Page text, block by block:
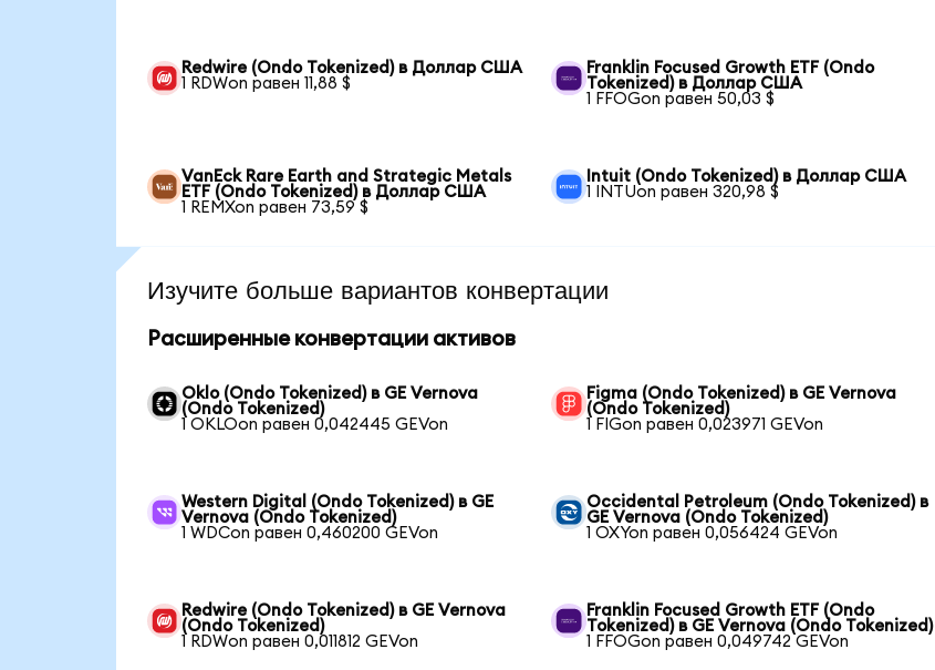
Redwire (Ondo Tokenized) в Доллар США
1 RDWon равен 11,88 $
Franklin Focused Growth ETF (Ondo
Tokenized) в Доллар США
1 FFOGon равен 50,03 $
VanEck Rare Earth and Strategic Metals
ETF (Ondo Tokenized) в Доллар США
1 REMXon равен 73,59 $
Intuit (Ondo Tokenized) в Доллар США
1 INTUon равен 320,98 $
Изучите больше вариантов конвертации
Расширенные конвертации активов
Oklo (Ondo Tokenized) в GE Vernova
(Ondo Tokenized)
1 OKLOon равен 0,042445 GEVon
Figma (Ondo Tokenized) в GE Vernova
(Ondo Tokenized)
1 FIGon равен 0,023971 GEVon
Western Digital (Ondo Tokenized) в GE
Vernova (Ondo Tokenized)
1 WDCon равен 0,460200 GEVon
Occidental Petroleum (Ondo Tokenized) в
GE Vernova (Ondo Tokenized)
1 OXYon равен 0,056424 GEVon
Redwire (Ondo Tokenized) в GE Vernova
(Ondo Tokenized)
1 RDWon равен 0,011812 GEVon
Franklin Focused Growth ETF (Ondo
Tokenized) в GE Vernova (Ondo Tokenized)
1 FFOGon равен 0,049742 GEVon